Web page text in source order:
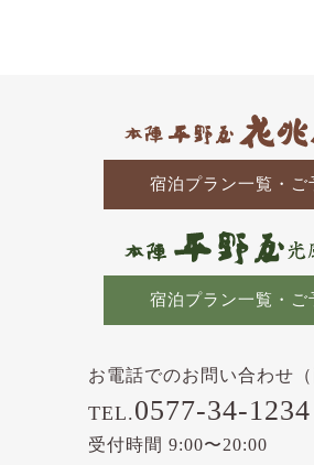
宿泊プラン一覧・ご
宿泊プラン一覧・ご
お電話でのお問い合わせ（
TEL.0577-34-1234
受付時間 9:00〜20:00